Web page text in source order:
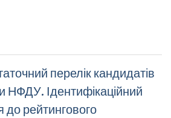
перелік кандидатів
НФДУ. Ідентифікаційний
до рейтингового